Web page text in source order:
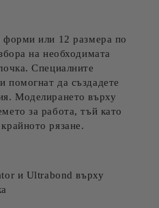
форми или 12 размера по
на необходимата
Специалните
помогнат да създадете
Моделирането върху
за работа, тъй като
рязане.
и Ultrabond върху